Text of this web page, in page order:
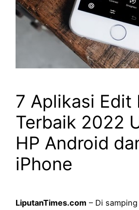
7 Aplikasi Edit
Terbaik 2022
HP Android
iPhone
LiputanTimes.com – Di